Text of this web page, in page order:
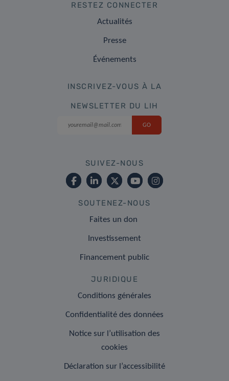
RESTEZ CONNECTER
Actualités
Presse
Événements
INSCRIVEZ-VOUS À LA
NEWSLETTER DU LIH
SUIVEZ-NOUS
SOUTENEZ-NOUS
Faites un don
Investissement
Financement public
JURIDIQUE
Conditions générales
Confidentialité des données
Notice sur l’utilisation des
cookies
Déclaration sur l’accessibilité